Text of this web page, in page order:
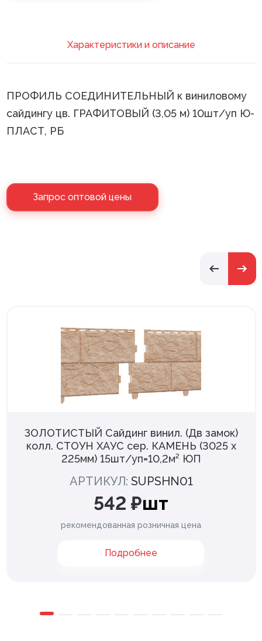
Xарактеристики и описание
ПРОФИЛЬ СОЕДИНИТЕЛЬНЫЙ к виниловому
сайдингу цв. ГРАФИТОВЫЙ (3,05 м) 10шт/уп Ю-
ПЛАСТ, РБ
Запрос оптовой цены
ЗОЛОТИСТЫЙ Сайдинг винил. (Дв замок)
колл. СТОУН ХАУС сер. КАМЕНЬ (3025 х
225мм) 15шт/уп=10,2м² ЮП
АРТИКУЛ: SUPSHN01
542 ₽шт
рекомендованная розничная цена
Подробнее